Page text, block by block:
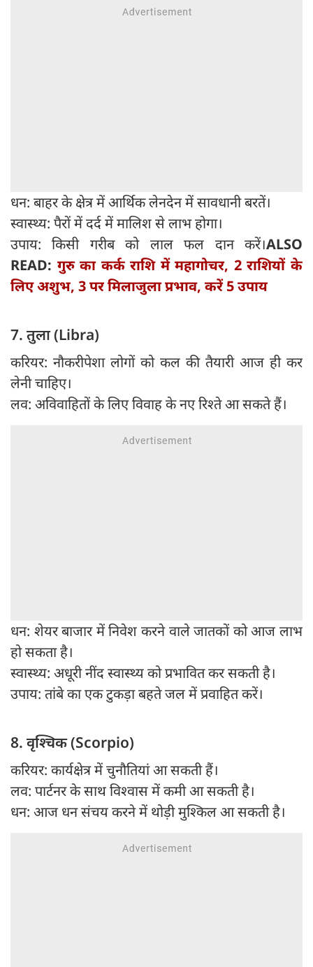
धन: बाहर के क्षेत्र में आर्थिक लेनदेन में सावधानी बरतें।
स्वास्थ्य: पैरों में दर्द में मालिश से लाभ होगा।
उपाय: किसी गरीब को लाल फल दान करें।ALSO
READ: गुरु का कर्क राशि में महागोचर, 2 राशियों के
लिए अशुभ, 3 पर मिलाजुला प्रभाव, करें 5 उपाय
7. तुला (Libra)
करियर: नौकरीपेशा लोगों को कल की तैयारी आज ही कर
लेनी चाहिए।
लव: अविवाहितों के लिए विवाह के नए रिश्ते आ सकते हैं।
धन: शेयर बाजार में निवेश करने वाले जातकों को आज लाभ
हो सकता है।
स्वास्थ्य: अधूरी नींद स्वास्थ्य को प्रभावित कर सकती है।
उपाय: तांबे का एक टुकड़ा बहते जल में प्रवाहित करें।
8. वृश्चिक (Scorpio)
करियर: कार्यक्षेत्र में चुनौतियां आ सकती हैं।
लव: पार्टनर के साथ विश्वास में कमी आ सकती है।
धन: आज धन संचय करने में थोड़ी मुश्किल आ सकती है।